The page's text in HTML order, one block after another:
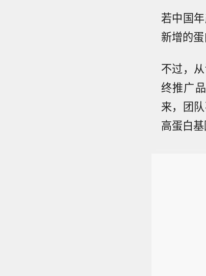
若中国
新增的
不过，
终推广
来，团
高蛋白